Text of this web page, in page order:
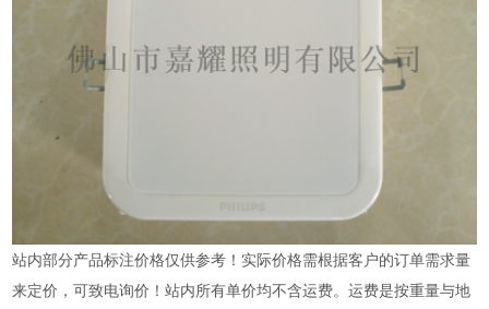
站内部分产品标注价格仅供参考！实际价格需根据客户的订单需求量
来定价，可致电询价！站内所有单价均不含运费。运费是按重量与地